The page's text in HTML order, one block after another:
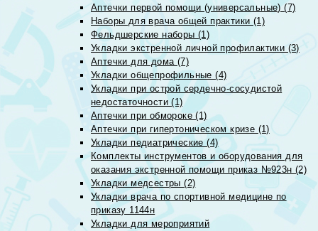
Аптечки первой помощи (универсальные) (7)
Наборы для врача общей практики (1)
Фельдшерские наборы (1)
Укладки экстренной личной профилактики (3)
Аптечки для дома (7)
Укладки общепрофильные (4)
Укладки при острой сердечно-сосудистой
недостаточности (1)
Аптечки при обмороке (1)
Аптечки при гипертоническом кризе (1)
Укладки педиатрические (4)
Комплекты инструментов и оборудования для
оказания экстренной помощи приказ №923н (2)
Укладки медсестры (2)
Укладки врача по спортивной медицине по
приказу 1144н
Укладки для мероприятий